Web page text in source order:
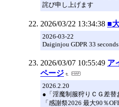
詫び申し上げます
2026/03/22 13:34:38 ■
2026-03-22
Daiginjou GDPR 33
2026/03/07 10:55:49 ア
ページ
2026.2.20
●「淫魔制服狩りＣＧ差替
「感謝祭2026 最大90％OFF